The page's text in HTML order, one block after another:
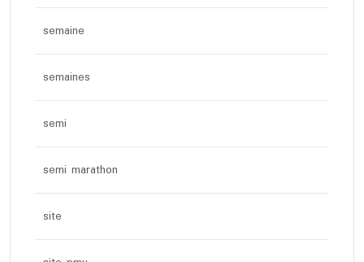
semaine
semaines
semi
semi marathon
site